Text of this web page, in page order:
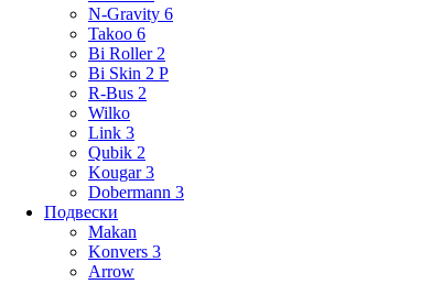
N-Gravity 6
Takoo 6
Bi Roller 2
Bi Skin 2 P
R-Bus 2
Wilko
Link 3
Qubik 2
Kougar 3
Dobermann 3
Подвески
Makan
Konvers 3
Arrow